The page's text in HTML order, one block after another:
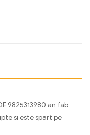
9825313980 an fab
si este spart pe